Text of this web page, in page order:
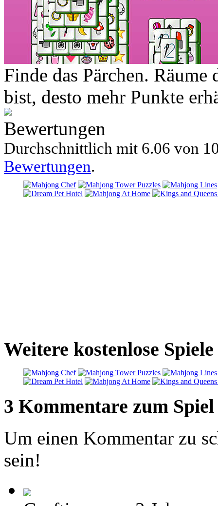
Finde das Pärchen.
bist, desto mehr Punkte
Bewertungen
Durchschnittlich mit 6.06 von
Bewertungen.
Weitere kostenlose
3 Kommentare zum Spiel
Um einen Kommentar zu
sein!